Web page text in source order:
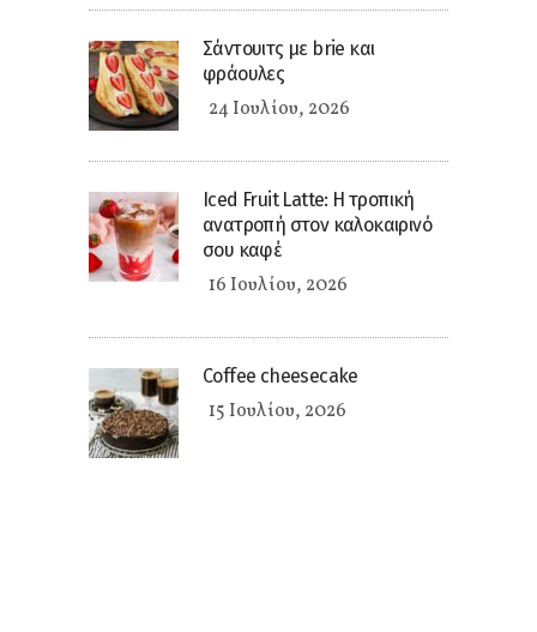
Σάντουιτς με brie και
φράουλες
24 Ιουλίου, 2026
Iced Fruit Latte: Η τροπική
ανατροπή στον καλοκαιρινό
σου καφέ
16 Ιουλίου, 2026
Coffee cheesecake
15 Ιουλίου, 2026